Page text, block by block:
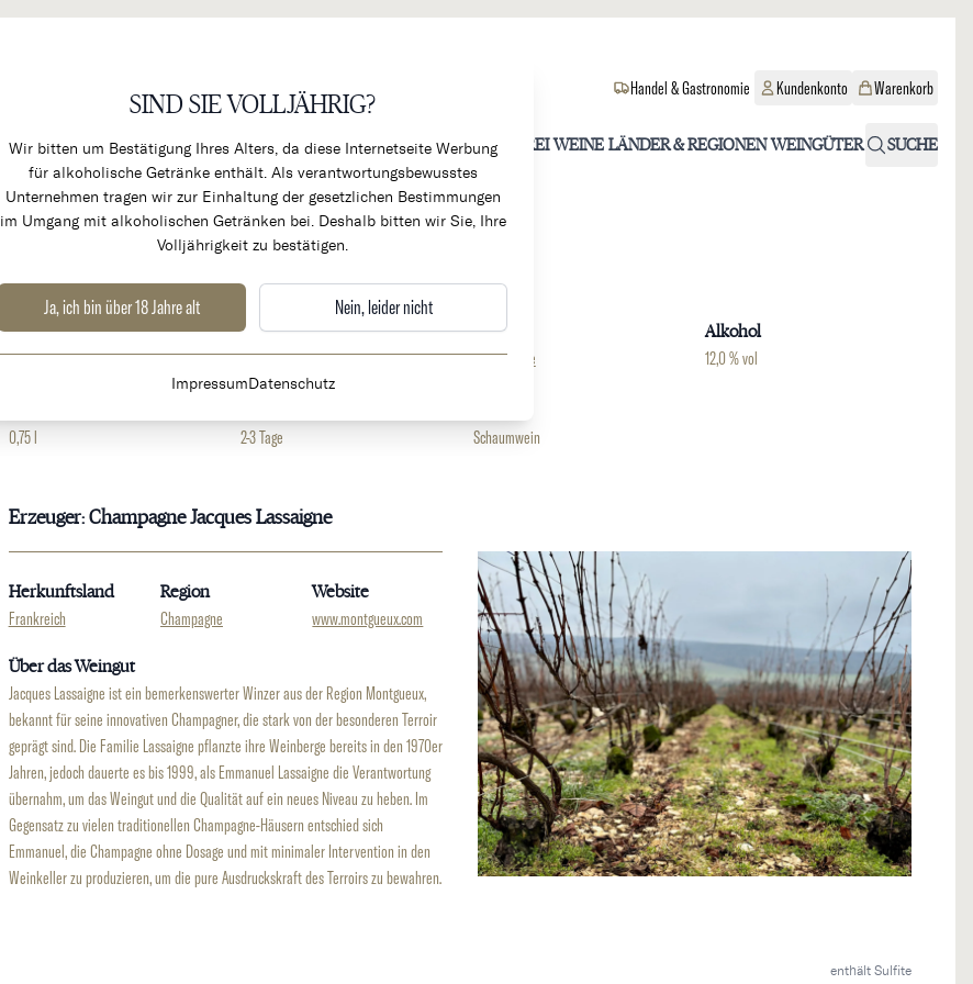
SIND SIE VOLLJÄHRIG?
Wir bitten um Bestätigung Ihres Alters, da diese Internetseite Werbung
für alkoholische Getränke enthält. Als verantwortungsbewusstes
Unternehmen tragen wir zur Einhaltung der gesetzlichen Bestimmungen
im Umgang mit alkoholischen Getränken bei. Deshalb bitten wir Sie, Ihre
Volljährigkeit zu bestätigen.
Ja, ich bin über 18 Jahre alt Nein, leider nicht
ImpressumDatenschutz
KÜCHENPRODUKTE & ALKOHOLFREI WEINE LÄNDER & REGIONEN WEINGÜTER SUCHE
Handel & Gastronomie Kundenkonto Warenkorb
Weingut
Champagne Jacques Lassaigne
Land
Frankreich
Region
Champagne
Alkohol
12,0 % vol
0,75 l 2-3 Tage Schaumwein
Erzeuger: Champagne Jacques Lassaigne
Herkunftsland
Frankreich
Region
Champagne
Website
www.montgueux.com
Über das Weingut
Jacques Lassaigne ist ein bemerkenswerter Winzer aus der Region Montgueux,
bekannt für seine innovativen Champagner, die stark von der besonderen Terroir
geprägt sind. Die Familie Lassaigne pflanzte ihre Weinberge bereits in den 1970er
Jahren, jedoch dauerte es bis 1999, als Emmanuel Lassaigne die Verantwortung
übernahm, um das Weingut und die Qualität auf ein neues Niveau zu heben. Im
Gegensatz zu vielen traditionellen Champagne-Häusern entschied sich
Emmanuel, die Champagne ohne Dosage und mit minimaler Intervention in den
Weinkeller zu produzieren, um die pure Ausdruckskraft des Terroirs zu bewahren.
enthält Sulfite